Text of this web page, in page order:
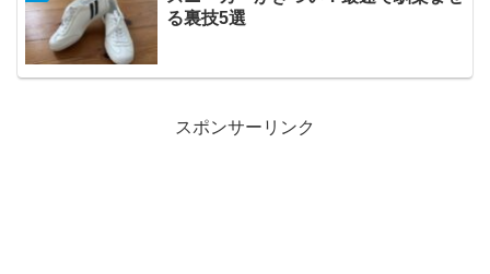
る裏技5選
スポンサーリンク